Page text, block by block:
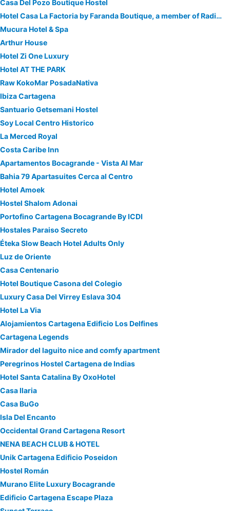
Casa Del Pozo Boutique Hostel
Hotel Casa La Factoria by Faranda Boutique, a member of Radisson Individuals
Mucura Hotel & Spa
Arthur House
Hotel Zi One Luxury
Hotel AT THE PARK
Raw KokoMar PosadaNativa
Ibiza Cartagena
Santuario Getsemani Hostel
Soy Local Centro Historico
La Merced Royal
Costa Caribe Inn
Apartamentos Bocagrande - Vista Al Mar
Bahia 79 Apartasuites Cerca al Centro
Hotel Amoek
Hostel Shalom Adonai
Portofino Cartagena Bocagrande By ICDI
Hostales Paraiso Secreto
Éteka Slow Beach Hotel Adults Only
Luz de Oriente
Casa Centenario
Hotel Boutique Casona del Colegio
Luxury Casa Del Virrey Eslava 304
Hotel La Via
Alojamientos Cartagena Edificio Los Delfines
Cartagena Legends
Mirador del laguito nice and comfy apartment
Peregrinos Hostel Cartagena de Indias
Hotel Santa Catalina By OxoHotel
Casa Ilaria
Casa BuGo
Isla Del Encanto
Occidental Grand Cartagena Resort
NENA BEACH CLUB & HOTEL
Unik Cartagena Edificio Poseidon
Hostel Román
Murano Elite Luxury Bocagrande
Edificio Cartagena Escape Plaza